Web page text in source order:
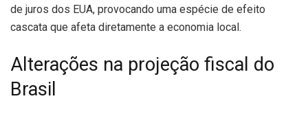
de juros dos EUA, provocando uma espécie de efeito
cascata que afeta diretamente a economia local.
Alterações na projeção fiscal do
Brasil